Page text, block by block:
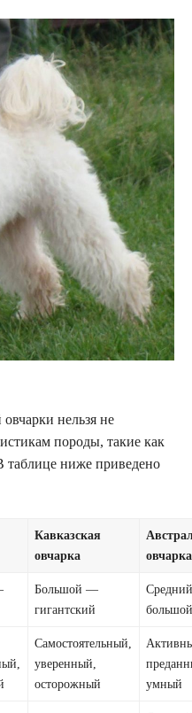
нельзя не
породы, такие как
таблице ниже приведено
Кавказская
овчарка
овчарка
Большой —
гигантский
Самостоятельный,
уверенный,
осторожный
умный